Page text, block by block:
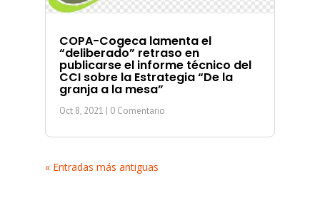
COPA-Cogeca lamenta el
“deliberado” retraso en
publicarse el informe técnico del
CCI sobre la Estrategia “De la
granja a la mesa”
Oct 8, 2021 | 0 Comentario
« Entradas más antiguas